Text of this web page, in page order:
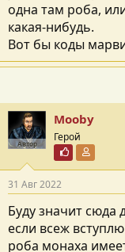
одна там роба,
какая-нибудь.
Вот бы коды
Автор
Mooby
Герой
Почётный
31 Авг 2022
Буду значит сюда
если всеж
роба монаха